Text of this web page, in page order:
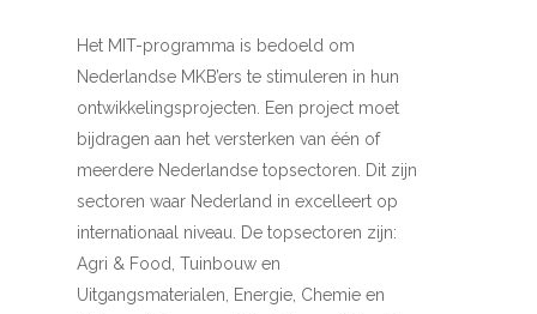
Het MIT-programma is bedoeld om
Nederlandse MKB’ers te stimuleren in hun
ontwikkelingsprojecten. Een project moet
bijdragen aan het versterken van één of
meerdere Nederlandse topsectoren. Dit zijn
sectoren waar Nederland in excelleert op
internationaal niveau. De topsectoren zijn:
Agri & Food, Tuinbouw en
Uitgangsmaterialen, Energie, Chemie en